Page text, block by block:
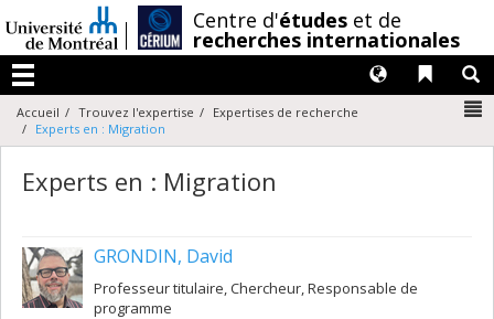
au
contenu
Centre d'études et de
recherches internationales
Menu
Liens
Langues
Accueil Trouvez l'expertise
Expertises de recherche
Experts en : Migration
Experts en : Migration
GRONDIN, David
Professeur titulaire, Chercheur, Responsable de
programme